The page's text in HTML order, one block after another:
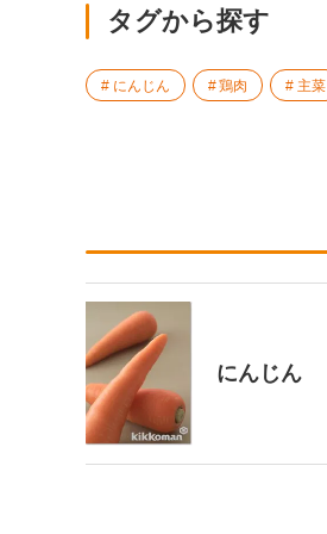
タグから探す
にんじん 鶏肉 主菜
にんじん